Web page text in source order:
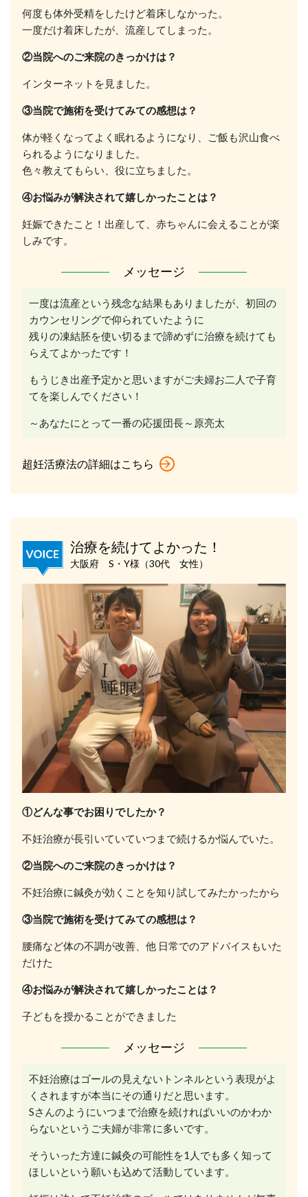
何度も体外受精をしたけど着床しなかった。
一度だけ着床したが、流産してしまった。
②当院へのご来院のきっかけは？
インターネットを見ました。
③当院で施術を受けてみての感想は？
体が軽くなってよく眠れるようになり、ご飯も沢山食べ
られるようになりました。
色々教えてもらい、役に立ちました。
④お悩みが解決されて嬉しかったことは？
妊娠できたこと！出産して、赤ちゃんに会えることが楽
しみです。
メッセージ
一度は流産という残念な結果もありましたが、初回の
カウンセリングで仰られていたように
残りの凍結胚を使い切るまで諦めずに治療を続けても
らえてよかったです！
もうじき出産予定かと思いますがご夫婦お二人で子育
てを楽しんでください！
～あなたにとって一番の応援団長～原亮太
超妊活療法の詳細はこちら
治療を続けてよかった！
大阪府 S・Y様（30代 女性）
①どんな事でお困りでしたか？
不妊治療が長引いていていつまで続けるか悩んでいた。
②当院へのご来院のきっかけは？
不妊治療に鍼灸が効くことを知り試してみたかったから
③当院で施術を受けてみての感想は？
腰痛など体の不調が改善、他 日常でのアドバイスもいた
だけた
④お悩みが解決されて嬉しかったことは？
子どもを授かることができました
メッセージ
不妊治療はゴールの見えないトンネルという表現がよ
くされますが本当にその通りだと思います。
Sさんのようにいつまで治療を続ければいいのかわか
らないというご夫婦が非常に多いです。
そういった方達に鍼灸の可能性を1人でも多く知って
ほしいという願いも込めて活動しています。